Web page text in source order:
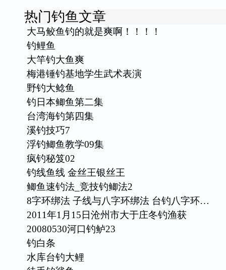
热门钓鱼文章
大马鲛鱼钓的就是爽啊！！！！
钓鲤鱼
大竿钓大鱼爽
梅港锤钓基地学生武术表演
野钓大鲶鱼
钓日本鲫鱼第二集
台湾海钓第四集
溪钓技巧7
浮钓鲫鱼教学09集
疯钓秘笈02
钓线鱼线 金丝王银丝王
鲫鱼速钓法_竞技钓鲫法2
8字环绑法 子线与八字环绑法 台钓八字环…
2011年1月15日沧州市大于庄冬钓渔获
20080530河口钓鲈23
钓白条
水库台钓大鲤